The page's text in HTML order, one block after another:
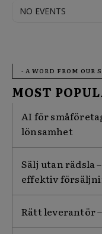
NO EVENTS
- A WORD FROM OUR
MOST
AI för
lönsamhet
Sälj utan rädsla
effektiv
Rätt leverantör